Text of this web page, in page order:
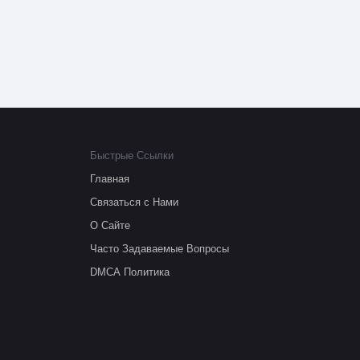
Быстрые Ссылки
Главная
Связаться с Нами
О Сайте
Часто Задаваемые Вопросы
DMCA Политика